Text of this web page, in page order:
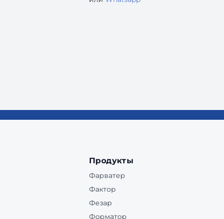
Продукты
Фарватер
Фактор
Фезар
Форматор